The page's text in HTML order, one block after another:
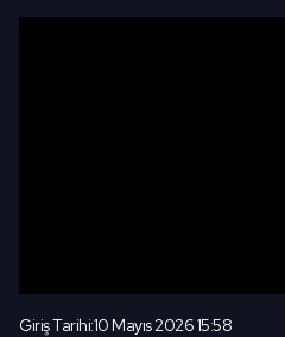
Giriş Tarihi:10 Mayıs 2026 15:58